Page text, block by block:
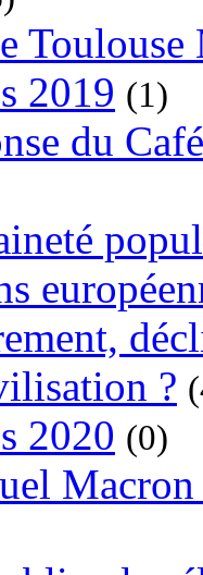
2019 (1)
du
?
2020 (0)